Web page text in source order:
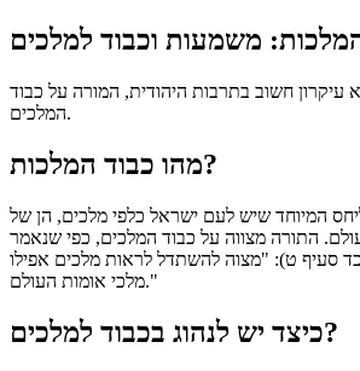
משמעות וכבוד למלכים
עיקרון חשוב בתרבות היהודית, המורה על כבוד
המלכים.
מהו כבוד המלכות?
המיוחד שיש לעם ישראל כלפי מלכים, הן של
התורה מצווה על כבוד המלכים, כפי שנאמר
סעיף ט): "מצוה להשתדל לראות מלכים אפילו
מלכי אומות העולם."
כיצד יש לנהוג בכבוד למלכים?